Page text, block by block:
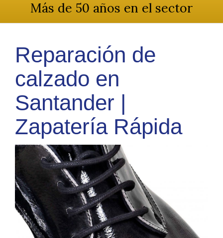
Más de 50 años en el sector
Reparación de
calzado en
Santander |
Zapatería Rápida